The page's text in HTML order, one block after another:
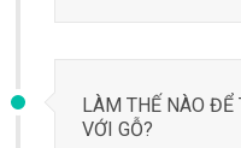
LÀM THẾ NÀO ĐỂ
VỚI GỖ?